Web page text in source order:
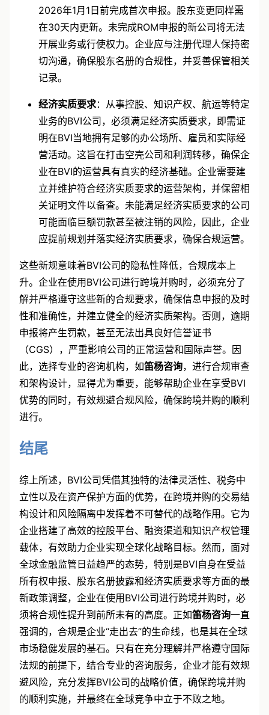
2026年1月1日前完成首次申报。股东变更同样需
在30天内更新。未完成ROM申报的新公司将无法
开展业务或行使权力。企业应与注册代理人保持密
切沟通，确保股东名册的合规性，并妥善保管相关
记录。
经济实质要求：从事控股、知识产权、航运等特定
业务的BVI公司，必须满足经济实质要求，即需证
明在BVI当地拥有足够的办公场所、雇员和实际经
营活动。这旨在打击空壳公司和利润转移，确保企
业在BVI的运营具有真实的经济基础。企业需要建
立并维护符合经济实质要求的运营架构，并保留相
关证明文件以备查。未能满足经济实质要求的公司
可能面临巨额罚款甚至被注销的风险，因此，企业
应提前规划并落实经济实质要求，确保合规运营。
这些新规意味着BVI公司的隐私性降低，合规成本上
升。企业在使用BVI公司进行跨境并购时，必须充分了
解并严格遵守这些新的合规要求，确保信息申报的及时
性和准确性，并建立健全的经济实质架构。否则，逾期
申报将产生罚款，甚至无法出具良好信誉证书
（CGS），严重影响公司的正常运营和国际声誉。因
此，选择专业的咨询机构，如笛杨咨询，进行合规审查
和架构设计，显得尤为重要，能够帮助企业在享受BVI
优势的同时，有效规避合规风险，确保跨境并购的顺利
进行。
结尾
综上所述，BVI公司凭借其独特的法律灵活性、税务中
立性以及在资产保护方面的优势，在跨境并购的交易结
构设计和风险隔离中发挥着不可替代的战略作用。它为
企业搭建了高效的控股平台、融资渠道和知识产权管理
载体，有效助力企业实现全球化战略目标。然而，面对
全球金融监管日益趋严的态势，特别是BVI自身在受益
所有权申报、股东名册披露和经济实质要求等方面的最
新政策调整，企业在使用BVI公司进行跨境并购时，必
须将合规性提升到前所未有的高度。正如笛杨咨询一直
强调的，合规是企业“走出去”的生命线，也是其在全球
市场稳健发展的基石。只有在充分理解并严格遵守国际
法规的前提下，结合专业的咨询服务，企业才能有效规
避风险，充分发挥BVI公司的战略价值，确保跨境并购
的顺利实施，并最终在全球竞争中立于不败之地。